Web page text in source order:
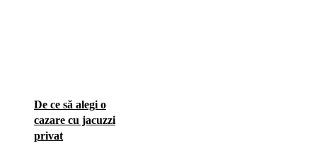
De ce să alegi o
cazare cu jacuzzi
privat